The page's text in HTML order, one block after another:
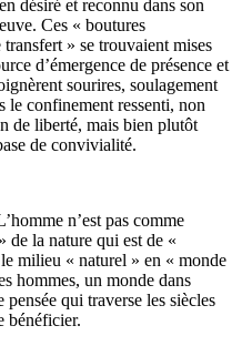
désiré et reconnu dans son
Ces « boutures
» se trouvaient mises
d’émergence de présence et
sourires, soulagement
le confinement ressenti, non
de liberté, mais bien plutôt
de convivialité.
n’est pas comme
de la nature qui est de «
milieu « naturel » en « monde
hommes, un monde dans
qui traverse les siècles
bénéficier.